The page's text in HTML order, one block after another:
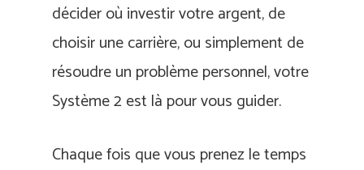
décider où investir votre argent, de
choisir une carrière, ou simplement de
résoudre un problème personnel, votre
Système 2 est là pour vous guider.
Chaque fois que vous prenez le temps